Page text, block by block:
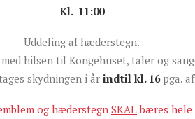
Kl. 11:00
Uddeling af hæderstegn.
hilsen til Kongehuset, taler og
skydningen i årindtil kl. 16pga.
og hæderstegn SKALbæres hele